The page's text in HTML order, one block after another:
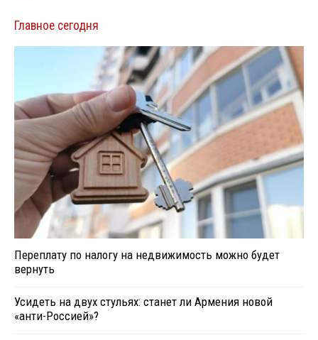
Главное сегодня
Переплату по налогу на недвижимость можно будет
вернуть
Усидеть на двух стульях: станет ли Армения новой
«анти-Россией»?